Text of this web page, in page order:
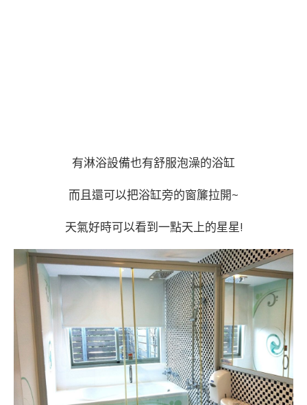
有淋浴設備也有舒服泡澡的浴缸
而且還可以把浴缸旁的窗簾拉開~
天氣好時可以看到一點天上的星星!